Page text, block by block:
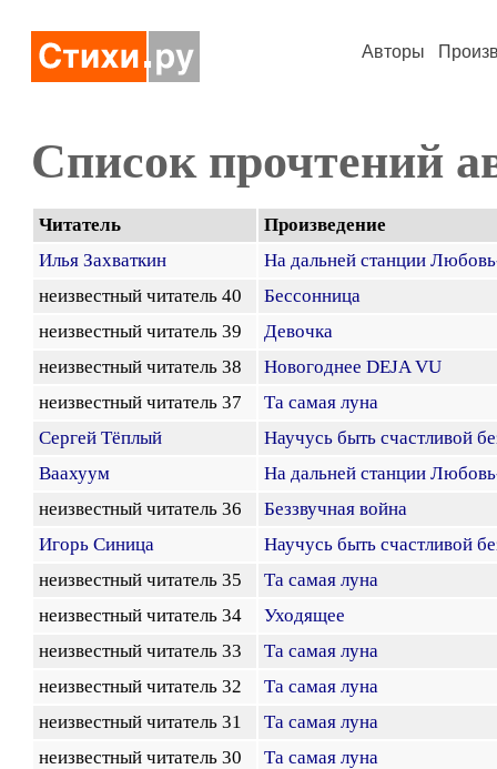
Авторы
Список прочтений
Читатель
Произведение
Илья Захваткин
На дальней станции
неизвестный читатель 40
Бессонница
неизвестный читатель 39
Девочка
неизвестный читатель 38
Новогоднее DEJA VU
неизвестный читатель 37
Та самая луна
Сергей Тёплый
Научусь быть счастливой
Ваахуум
На дальней станции
неизвестный читатель 36
Беззвучная война
Игорь Синица
Научусь быть счастливой
неизвестный читатель 35
Та самая луна
неизвестный читатель 34
Уходящее
неизвестный читатель 33
Та самая луна
неизвестный читатель 32
Та самая луна
неизвестный читатель 31
Та самая луна
неизвестный читатель 30
Та самая луна